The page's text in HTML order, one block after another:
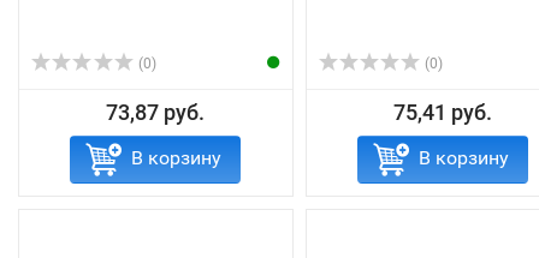
(0)
73,87 руб.
В корзину
(0)
75,41 руб.
В корзину